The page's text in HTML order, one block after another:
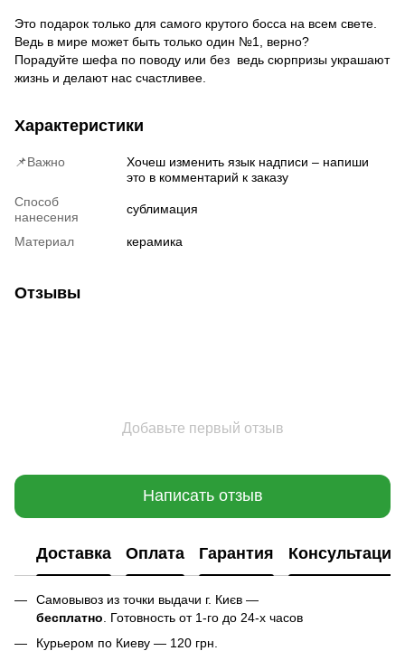
Это подарок только для самого крутого босса на всем свете.
Ведь в мире может быть только один №1, верно?
Порадуйте шефа по поводу или без ведь сюрпризы украшают
жизнь и делают нас счастливее.
Характеристики
📌Важно
Хочеш изменить язык надписи – напиши
это в комментарий к заказу
Способ
нанесения
сублимация
Материал керамика
Отзывы
Добавьте первый отзыв
Написать отзыв
Доставка Оплата Гарантия Консультация
Самовывоз из точки выдачи г. Києв —
бесплатно . Готовность от 1-го до 24-х часов
Курьером по Киеву — 120 грн.